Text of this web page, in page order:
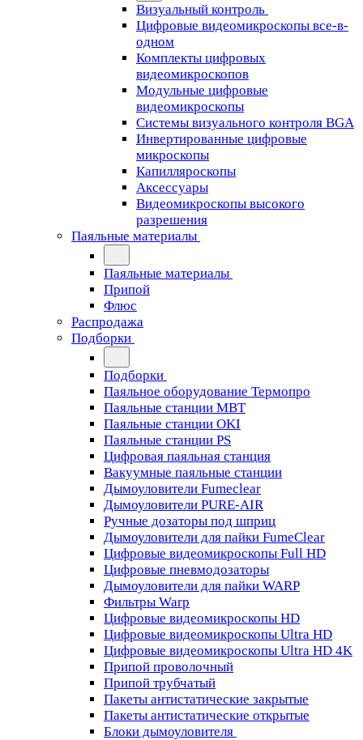
Визуальный контроль
Цифровые видеомикроскопы все-в-
одном
Комплекты цифровых
видеомикроскопов
Модульные цифровые
видеомикроскопы
Cистемы визуального контроля BGA
Инвертированные цифровые
микроскопы
Капилляроскопы
Аксессуары
Видеомикроскопы высокого
разрешения
Паяльные материалы
Паяльные материалы
Припой
Флюс
Распродажа
Подборки
Подборки
Паяльное оборудование Термопро
Паяльные станции MBT
Паяльные станции OKI
Паяльные станции PS
Цифровая паяльная станция
Вакуумные паяльные станции
Дымоуловители Fumeclear
Дымоуловители PURE-AIR
Ручные дозаторы под шприц
Дымоуловители для пайки FumeClear
Цифровые видеомикроскопы Full HD
Цифровые пневмодозаторы
Дымоуловители для пайки WARP
Фильтры Warp
Цифровые видеомикроскопы HD
Цифровые видеомикроскопы Ultra HD
Цифровые видеомикроскопы Ultra HD 4K
Припой проволочный
Припой трубчатый
Пакеты антистатические закрытые
Пакеты антистатические открытые
Блоки дымоуловителя